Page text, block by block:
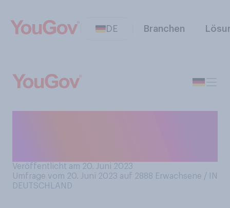
DE Branchen
Veröffentlicht am 20. Juni 2023
Umfrage vom 20. Juni 2023 auf 2888 Erwachsene / IN
DEUTSCHLAND